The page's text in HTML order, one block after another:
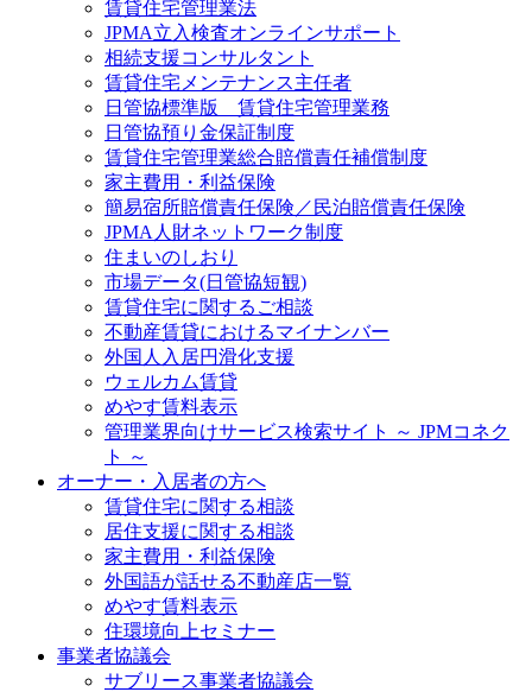
賃貸住宅管理業法
JPMA立入検査オンラインサポート
相続支援コンサルタント
賃貸住宅メンテナンス主任者
日管協標準版 賃貸住宅管理業務
日管協預り金保証制度
賃貸住宅管理業総合賠償責任補償制度
家主費用・利益保険
簡易宿所賠償責任保険／民泊賠償責任保険
JPMA人財ネットワーク制度
住まいのしおり
市場データ(日管協短観)
賃貸住宅に関するご相談
不動産賃貸におけるマイナンバー
外国人入居円滑化支援
ウェルカム賃貸
めやす賃料表示
管理業界向けサービス検索サイト ～ JPMコネク
ト ～
オーナー・入居者の方へ
賃貸住宅に関する相談
居住支援に関する相談
家主費用・利益保険
外国語が話せる不動産店一覧
めやす賃料表示
住環境向上セミナー
事業者協議会
サブリース事業者協議会